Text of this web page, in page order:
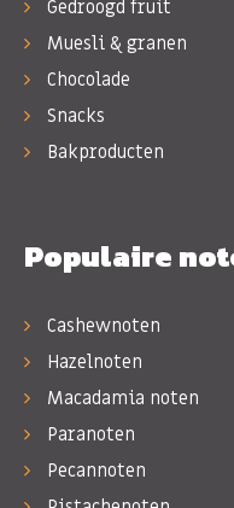
Gedroogd fruit
Muesli & granen
Chocolade
Snacks
Bakproducten
Populaire
Cashewnoten
Hazelnoten
Macadamia noten
Paranoten
Pecannoten